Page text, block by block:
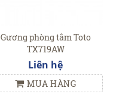
Gương phòng tắm Toto
TX719AW
Liên hệ
MUA HÀNG